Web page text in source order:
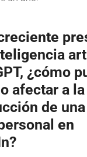
¿cómo
afectar a la
de una
en